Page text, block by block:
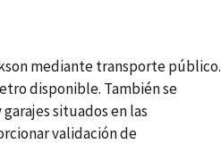
mediante transporte público.
disponible. También se
situados en las
validación de